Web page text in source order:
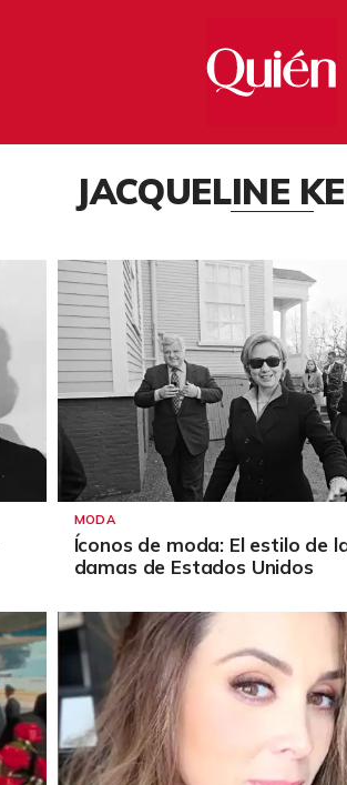
JACQUELINE
MODA
Íconos de moda: El estilo de
damas de Estados Unidos